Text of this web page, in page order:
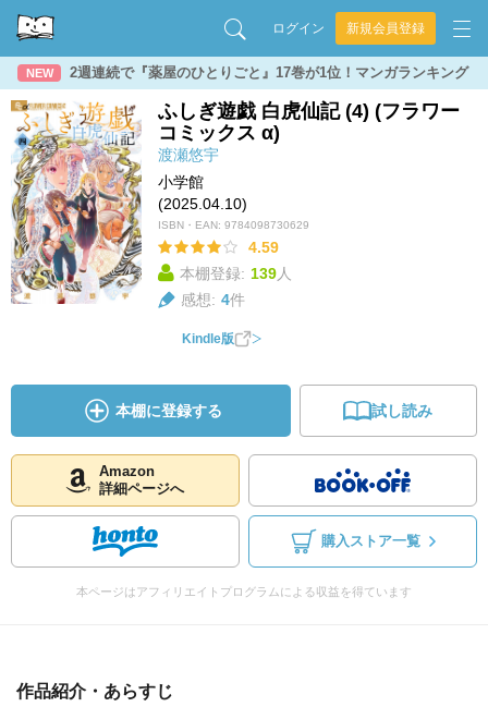
ログイン 新規会員登録
NEW 2週連続で『薬屋のひとりごと』17巻が1位！マンガランキング
ふしぎ遊戯 白虎仙記 (4) (フラワー
コミックス α)
渡瀬悠宇
小学館
(2025.04.10)
ISBN・EAN: 9784098730629
4.59
本棚登録: 139人
感想: 4件
Kindle版
本棚に登録する 試し読み
Amazon
詳細ページへ
購入ストア一覧
本ページはアフィリエイトプログラムによる収益を得ています
作品紹介・あらすじ